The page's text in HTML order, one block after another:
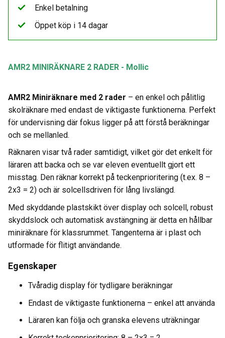
AMR2 MINIRÄKNARE 2 RADER - Mollic
AMR2 Miniräknare med 2 rader – en enkel och pålitlig
skolräknare med endast de viktigaste funktionerna. Perfekt
för undervisning där fokus ligger på att förstå beräkningar
och se mellanled.
Räknaren visar två rader samtidigt, vilket gör det enkelt för
läraren att backa och se var eleven eventuellt gjort ett
misstag. Den räknar korrekt på teckenprioritering (t.ex. 8 –
2x3 = 2) och är solcellsdriven för lång livslängd.
Med skyddande plastskikt över display och solcell, robust
skyddslock och automatisk avstängning är detta en hållbar
miniräknare för klassrummet. Tangenterna är i plast och
utformade för flitigt användande.
Egenskaper
Tvåradig display för tydligare beräkningar
Endast de viktigaste funktionerna – enkel att använda
Läraren kan följa och granska elevens uträkningar
Enkel betalning
Öppet köp i 14 dagar